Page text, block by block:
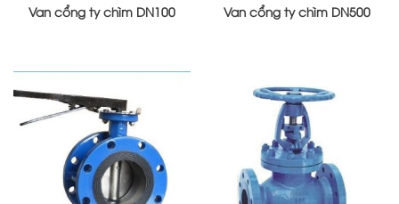
Van cổng ty chìm DN100 Van cổng ty chìm DN500